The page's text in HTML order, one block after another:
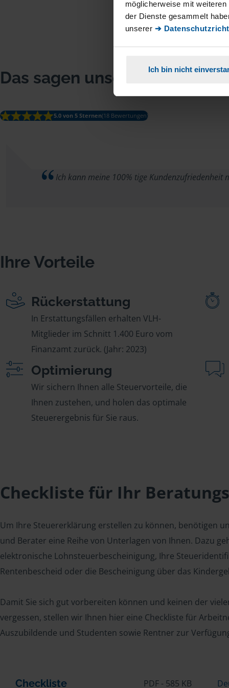
möglicherweise mit
der Dienste gesammelt
unserer ➔
Ich bin nicht
Das sagen unsere Mitglieder
5.0 von 5 Sternen(18 Bewertungen)
Ich kann meine 100% tige Kundenzufriedenheit
Ihre Vorteile
Rückerstattung
In Erstattungsfällen erhalten VLH-
Mitglieder im Schnitt 1.400 Euro vom
Finanzamt zurück. (Jahr: 2023)
Optimierung
Wir sichern Ihnen alle Steuervorteile, die
Ihnen zustehen, und holen das optimale
Steuerergebnis für Sie raus.
Checkliste für Ihr
Um Ihre Steuererklärung erstellen zu können, benötigen
und Berater eine Reihe von Unterlagen von Ihnen. Dazu
elektronische Lohnsteuerbescheinigung, Ihre
Rentenbescheid oder die Bescheinigung über das
Damit Sie sich gut vorbereiten können und keinen der
vergessen, stellen wir Ihnen hier eine Checkliste für
Auszubildende und Studenten sowie Rentner zur
Checkliste PDF - 585 KB